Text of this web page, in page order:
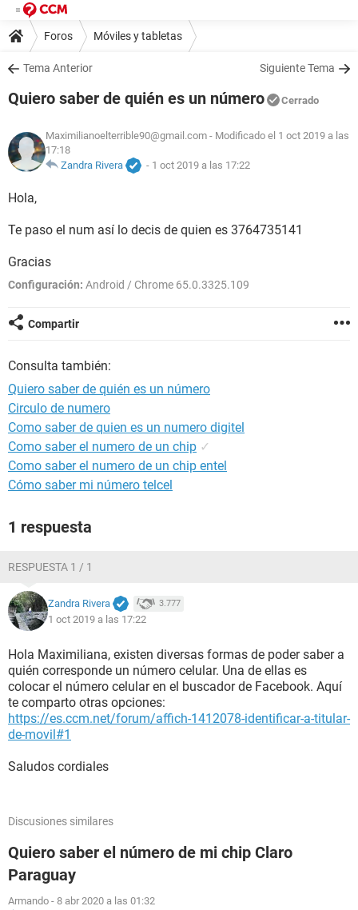
Foros Móviles y tabletas
Tema Anterior Siguiente Tema
Quiero saber de quién es un número Cerrado
Maximilianoelterrible90@gmail.com- Modificado el 1 oct 2019 a las
17:18
Zandra Rivera
- 1 oct 2019 a las 17:22
Hola,
Te paso el num así lo decis de quien es 3764735141
Gracias
Configuración: Android / Chrome 65.0.3325.109
Compartir
Consulta también:
Quiero saber de quién es un número
Circulo de numero
Como saber de quien es un numero digitel
Como saber el numero de un chip ✓
Como saber el numero de un chip entel
Cómo saber mi número telcel
1 respuesta
RESPUESTA 1 / 1
Zandra Rivera 3.777
1 oct 2019 a las 17:22
Hola Maximiliana, existen diversas formas de poder saber a
quién corresponde un número celular. Una de ellas es
colocar el número celular en el buscador de Facebook. Aquí
te comparto otras opciones:
https://es.ccm.net/forum/affich-1412078-identificar-a-titular-
de-movil#1
Saludos cordiales
Discusiones similares
Quiero saber el número de mi chip Claro
Paraguay
Armando - 8 abr 2020 a las 01:32